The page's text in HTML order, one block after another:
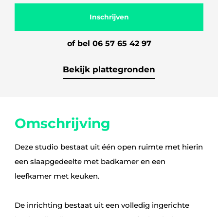
Inschrijven
of bel 06 57 65 42 97
Bekijk plattegronden
Omschrijving
Deze studio bestaat uit één open ruimte met hierin
een slaapgedeelte met badkamer en een
leefkamer met keuken.
De inrichting bestaat uit een volledig ingerichte